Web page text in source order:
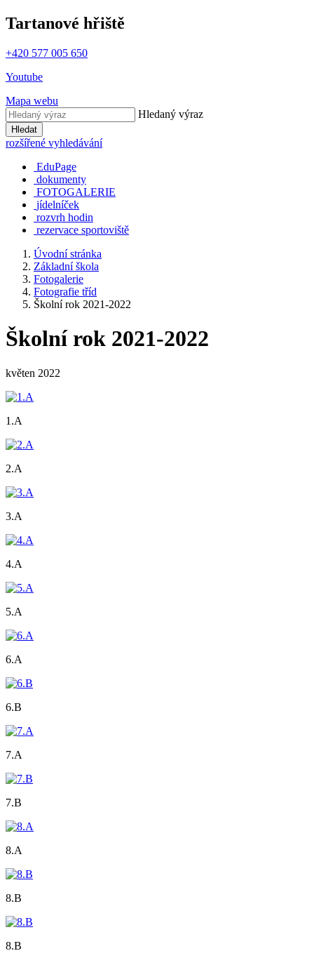
Tartanové hřiště
+420 577 005 650
Youtube
Mapa webu
Hledaný výraz
Hledat
rozšířené vyhledávání
EduPage
dokumenty
FOTOGALERIE
jídelníček
rozvrh hodin
rezervace sportoviště
Úvodní stránka
Základní škola
Fotogalerie
Fotografie tříd
Školní rok 2021-2022
Školní rok 2021-2022
květen 2022
1.A
2.A
3.A
4.A
5.A
6.A
6.B
7.A
7.B
8.A
8.B
8.B